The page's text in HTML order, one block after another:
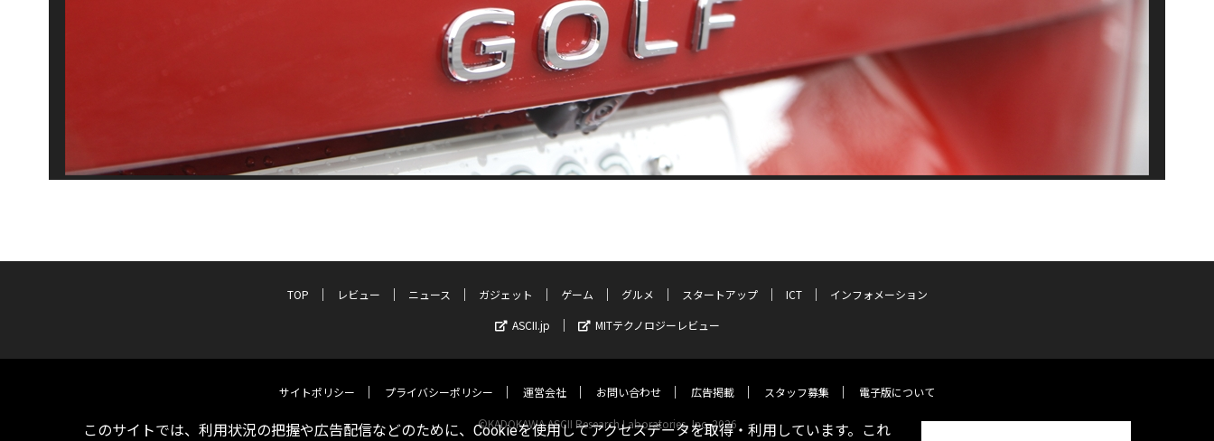
TOP レビュー ニュース ガジェット ゲーム グルメ スタートアップ ICT
インフォメーション
ASCII.jp
MITテクノロジーレビュー
サイトポリシー プライバシーポリシー 運営会社 お問い合わせ 広告掲載 スタッフ募集 電子版について
©KADOKAWA ASCII Research Laboratories, Inc. 2026
このサイトでは、利用状況の把握や広告配信などのために、Cookieを使用してアクセスデータを取得・利用しています。これ